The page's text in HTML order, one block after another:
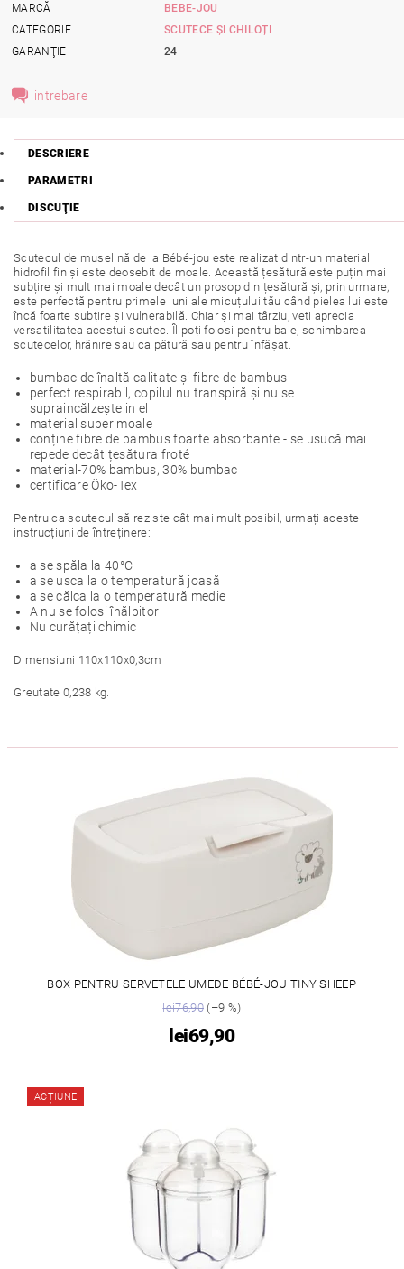
MARCĂ
BEBE-JOU
CATEGORIE
SCUTECE ȘI CHILOȚI
GARANŢIE
24
intrebare
DESCRIERE
PARAMETRI
DISCUŢIE
Scutecul de muselină de la Bébé-jou este realizat dintr-un material
hidrofil fin și este deosebit de moale. Această țesătură este puțin mai
subțire și mult mai moale decât un prosop din țesătură și, prin urmare,
este perfectă pentru primele luni ale micuțului tău când pielea lui este
încă foarte subțire și vulnerabilă. Chiar și mai târziu, veti aprecia
versatilitatea acestui scutec. Îl poți folosi pentru baie, schimbarea
scutecelor, hrănire sau ca pătură sau pentru înfășat.
bumbac de înaltă calitate și fibre de bambus
perfect respirabil, copilul nu transpiră și nu se
supraincălzește in el
material super moale
conține fibre de bambus foarte absorbante - se usucă mai
repede decât țesătura froté
material-70% bambus, 30% bumbac
certificare Öko-Tex
Pentru ca scutecul să reziste cât mai mult posibil, urmați aceste
instrucțiuni de întreținere:
a se spăla la 40°C
a se usca la o temperatură joasă
a se călca la o temperatură medie
A nu se folosi înălbitor
Nu curățați chimic
Dimensiuni 110x110x0,3cm
Greutate 0,238 kg.
BOX PENTRU SERVETELE UMEDE BÉBÉ-JOU TINY SHEEP
lei76,90(–9 %)
lei69,90
ACȚIUNE